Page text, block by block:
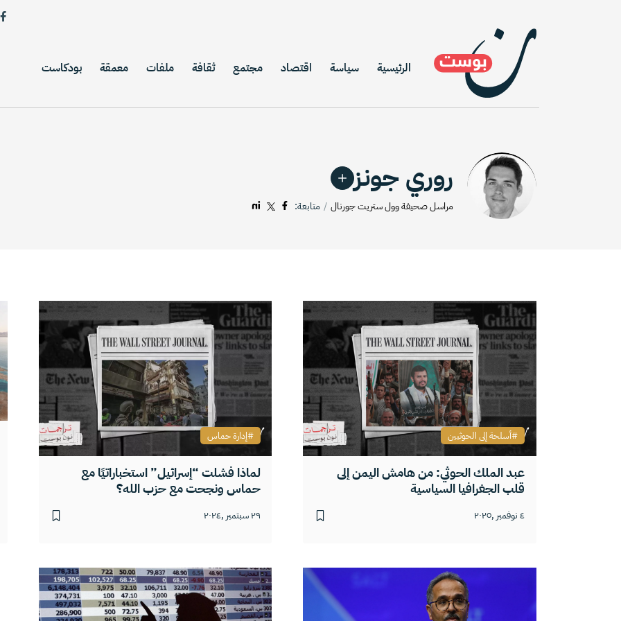
الرئيسية سياسة اقتصاد مجتمع ثقافة ملفات معمقة بودكاست
روري جونز
مراسل صحيفة وول ستريت جورنال متابعة:
عبد الملك الحوثي: من هامش اليمن إلى
قلب الجغرافيا السياسية
٤ نوفمبر ,٢٠٢٥
أسلحة إلى الحوثيين
لماذا فشلت “إسرائيل” استخباراتيًا مع
حماس ونجحت مع حزب الله؟
٢٩ سبتمبر ,٢٠٢٤
إدارة حماس